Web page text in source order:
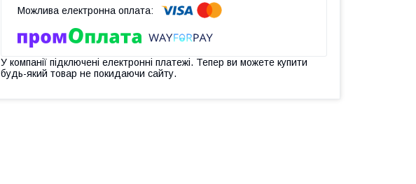
У компанії підключені електронні платежі. Тепер ви можете купити
будь-який товар не покидаючи сайту.